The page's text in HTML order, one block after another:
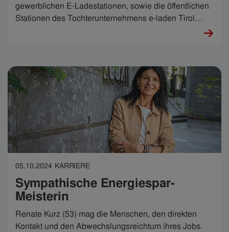
gewerblichen E-Ladestationen, sowie die öffentlichen
Stationen des Tochterunternehmens e-laden Tirol
GmbH. Er ist von den technischen Quantensprüngen
in einem Bereich mitzuwirken, der gerade im
Entstehen ist.“ Ja, extrem cool ist das.
05.10.2024 KARRIERE
Sympathische Energiespar-
Meisterin
Renate Kurz (53) mag die Menschen, den direkten
Kontakt und den Abwechslungsreichtum ihres Jobs.